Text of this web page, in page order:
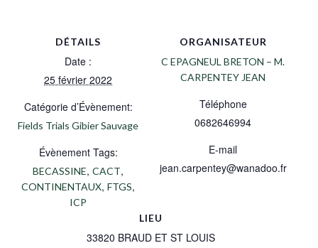
DÉTAILS
Date :
25 février 2022
Catégorie d’Évènement:
Fields Trials Gibier Sauvage
Évènement Tags:
BECASSINE, CACT,
CONTINENTAUX, FTGS,
ICP
LIEU
33820 BRAUD ET ST LOUIS
ORGANISATEUR
C EPAGNEUL BRETON – M.
CARPENTEY JEAN
Téléphone
0682646994
E-mail
jean.carpentey@wanadoo.fr